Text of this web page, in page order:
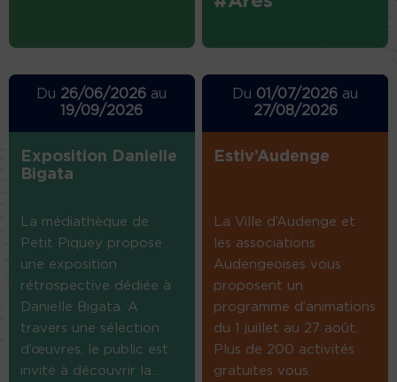
Du 26/06/2026 au
19/09/2026
Exposition Danielle
Bigata
La médiathèque de
Petit Piquey propose
une exposition
rétrospective dédiée à
Danielle Bigata. A
travers une sélection
d’œuvres, le public est
invité à découvrir la...
Du 01/07/2026 au
27/08/2026
Estiv’Audenge
La Ville d’Audenge et
les associations
Audengeoises vous
proposent un
programme d’animations
du 1 juillet au 27 août.
Plus de 200 activités
gratuites vous